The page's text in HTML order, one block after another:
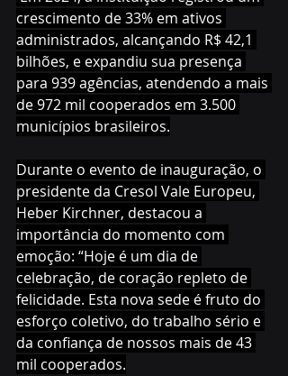
crescimento de 33% em ativos
administrados, alcançando R$ 42,1
bilhões, e expandiu sua presença
para 939 agências, atendendo a mais
de 972 mil cooperados em 3.500
municípios brasileiros.
Durante o evento de inauguração, o
presidente da Cresol Vale Europeu,
Heber Kirchner, destacou a
importância do momento com
emoção: “Hoje é um dia de
celebração, de coração repleto de
felicidade. Esta nova sede é fruto do
esforço coletivo, do trabalho sério e
da confiança de nossos mais de 43
mil cooperados.